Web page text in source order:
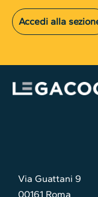
Accedi alla
Via Guattani 9
00161 Roma